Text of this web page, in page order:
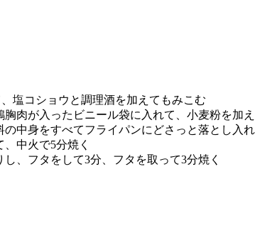
塩コショウと調理酒を加えてもみこむ
肉が入ったビニール袋に入れて、小麦粉を加
中身をすべてフライパンにどさっと落とし入
中火で5分焼く
、フタをして3分、フタを取って3分焼く